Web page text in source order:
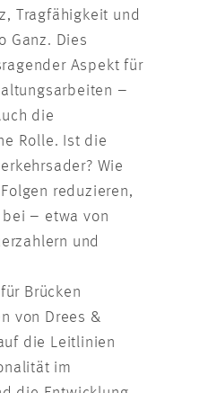
Tragfähigkeit und
Ganz. Dies
Aspekt für
–
die
Rolle. Ist die
Wie
reduzieren,
– etwa von
und
Brücken
von Drees &
die Leitlinien
im